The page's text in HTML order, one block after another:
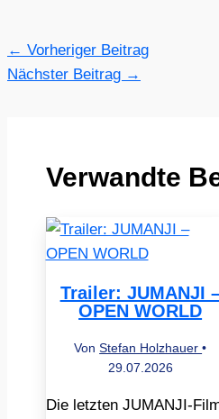
← Vorheriger Beitrag
Nächster Beitrag →
Verwandte
Trailer: JUMANJI
OPEN WORLD
VonStefan Holzhauer•
29.07.2026
Die letzten JUMANJI-